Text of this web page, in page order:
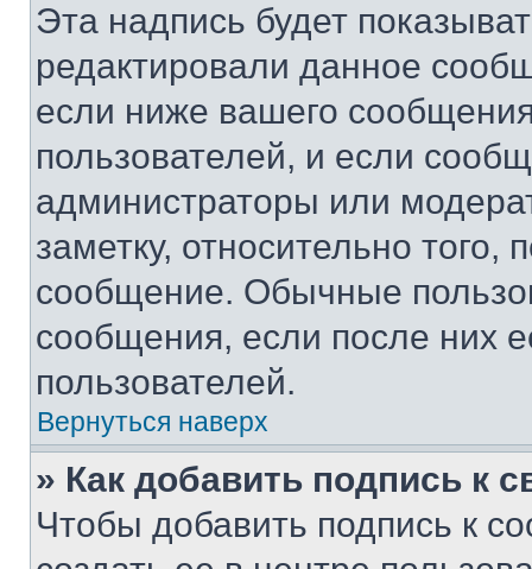
Эта надпись будет
редактировали данное
если ниже вашего
пользователей, и если
администраторы или
заметку, относительно
сообщение. Обычные
сообщения, если после них
пользователей.
Вернуться наверх
» Как добавить подпись к
Чтобы добавить подпись к